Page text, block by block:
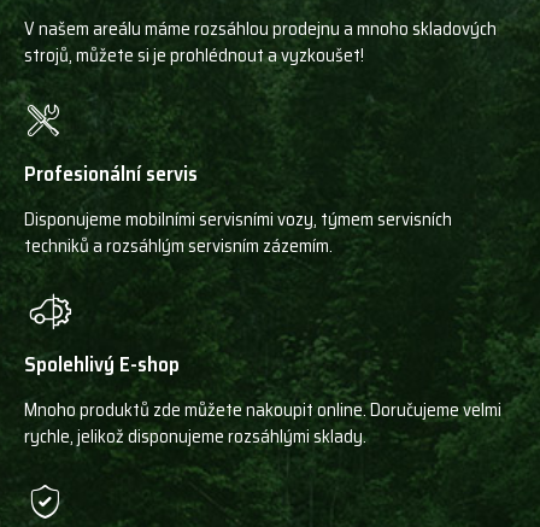
V našem areálu máme rozsáhlou prodejnu a mnoho skladových
strojů, můžete si je prohlédnout a vyzkoušet!
Profesionální servis
Disponujeme mobilními servisními vozy, týmem servisních
techniků a rozsáhlým servisním zázemím.
Spolehlivý E-shop
Mnoho produktů zde můžete nakoupit online. Doručujeme velmi
rychle, jelikož disponujeme rozsáhlými sklady.